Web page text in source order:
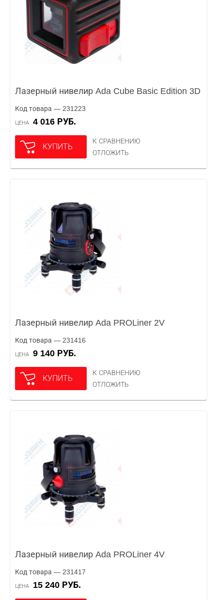
Лазерный нивелир Ada Cube Basic Edition 3D
Код товара — 231223
ЦЕНА 4 016 РУБ.
КУПИТЬ
К СРАВНЕНИЮ
ОТЛОЖИТЬ
Лазерный нивелир Ada PROLiner 2V
Код товара — 231416
ЦЕНА 9 140 РУБ.
КУПИТЬ
К СРАВНЕНИЮ
ОТЛОЖИТЬ
Лазерный нивелир Ada PROLiner 4V
Код товара — 231417
ЦЕНА 15 240 РУБ.